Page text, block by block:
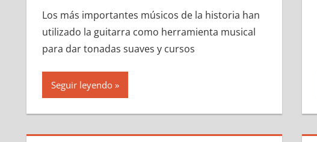
Los más importantes músicos de la historia han
utilizado la guitarra como herramienta musical
para dar tonadas suaves y cursos
Seguir leyendo